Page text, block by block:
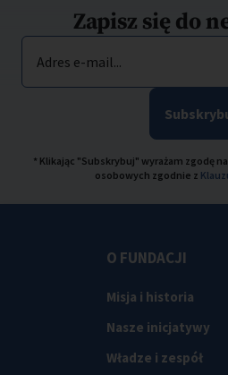
Zapisz się do
Adres e-mail...
* Klikając "Subskrybuj" wyrażam zgodę
osobowych zgodnie z
O FUNDACJI
Misja i historia
Nasze inicjatywy
Władze i zespół